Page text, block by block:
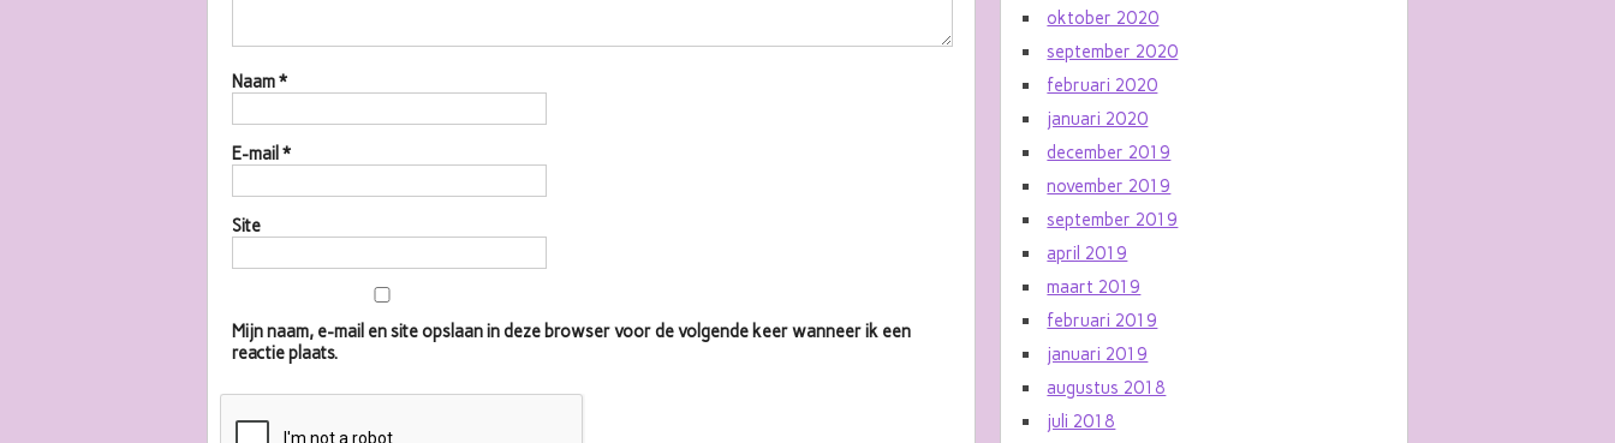
Naam*
E-mail *
Site
Mijn naam, e-mail en site opslaan in deze browser voor de volgende keer wanneer ik een
reactie plaats.
oktober 2020
september 2020
februari 2020
januari 2020
december 2019
november 2019
september 2019
april 2019
maart 2019
februari 2019
januari 2019
augustus 2018
juli 2018